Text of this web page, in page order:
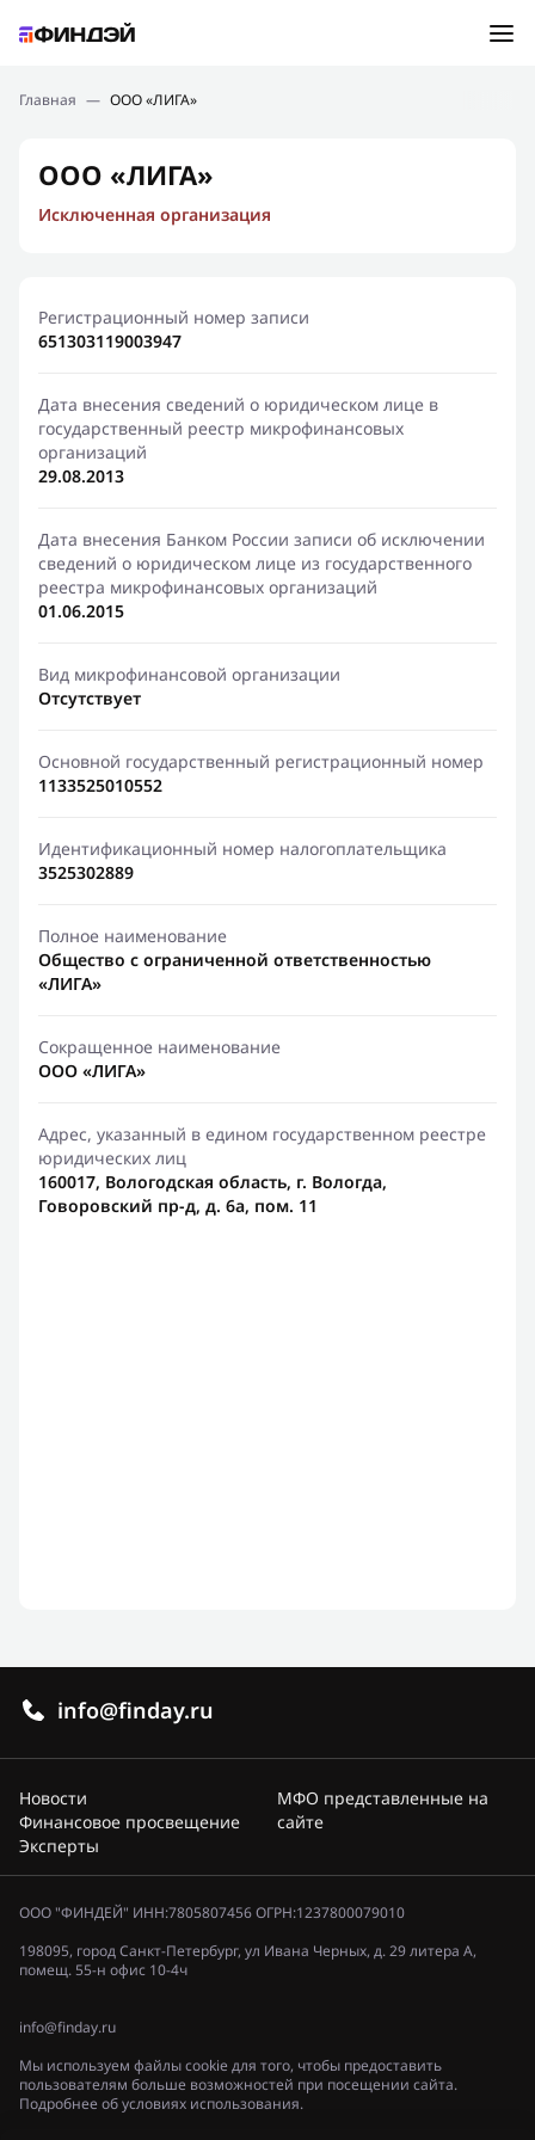
Подбор займа
Новости
Финансовое просвещение
Главная — ООО «ЛИГА»
ООО «ЛИГА»
Исключенная организация
Регистрационный номер записи
651303119003947
Дата внесения сведений о юридическом лице в
государственный реестр микрофинансовых
организаций
29.08.2013
Дата внесения Банком России записи об исключении
сведений о юридическом лице из государственного
реестра микрофинансовых организаций
01.06.2015
Вид микрофинансовой организации
Отсутствует
Основной государственный регистрационный номер
1133525010552
Идентификационный номер налогоплательщика
3525302889
Полное наименование
Общество с ограниченной ответственностью
«ЛИГА»
Сокращенное наименование
ООО «ЛИГА»
Адрес, указанный в едином государственном реестре
юридических лиц
160017, Вологодская область, г. Вологда,
Говоровский пр-д, д. 6а, пом. 11
info@finday.ru
Новости
Финансовое просвещение
Эксперты
МФО представленные на
сайте
ООО "ФИНДЕЙ" ИНН:7805807456 ОГРН:1237800079010
198095, город Санкт-Петербург, ул Ивана Черных, д. 29 литера А,
помещ. 55-н офис 10-4ч
info@finday.ru
Мы используем файлы cookie для того, чтобы предоставить
пользователям больше возможностей при посещении сайта.
Подробнее об условиях использования.
Ошибка:Контактная форма не найдена.
Спасибо, что написали нам
Мы свяжемся с Вами в ближайшее время и сообщим
результат
Отправить новый запрос